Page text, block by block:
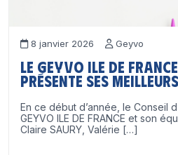
8 janvier 2026 Geyvo
Le GEYVO Ile de
présente ses
En ce début d’année, le Conseil
GEYVO ILE DE FRANCE et son
Claire SAURY, Valérie […]